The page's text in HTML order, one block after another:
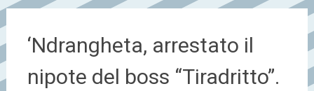
‘Ndrangheta, arrestato il
nipote del boss “Tiradritto”.